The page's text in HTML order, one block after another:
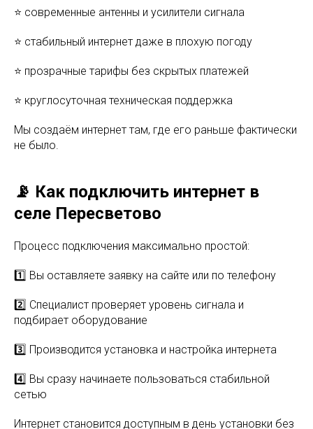
⭐ современные антенны и усилители сигнала
⭐ стабильный интернет даже в плохую погоду
⭐ прозрачные тарифы без скрытых платежей
⭐ круглосуточная техническая поддержка
Мы создаём интернет там, где его раньше фактически
не было.
📡 Как подключить интернет в
селе Пересветово
Процесс подключения максимально простой:
1️⃣ Вы оставляете заявку на сайте или по телефону
2️⃣ Специалист проверяет уровень сигнала и
подбирает оборудование
3️⃣ Производится установка и настройка интернета
4️⃣ Вы сразу начинаете пользоваться стабильной
сетью
Интернет становится доступным в день установки без